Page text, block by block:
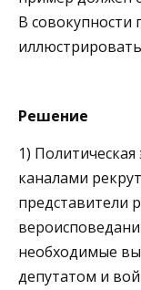
В
Решение
1)
каналами
представители
необходимые
депутатом и